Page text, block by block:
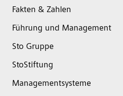
Fakten & Zahlen
Führung und Management
Sto Gruppe
StoStiftung
Managementsysteme